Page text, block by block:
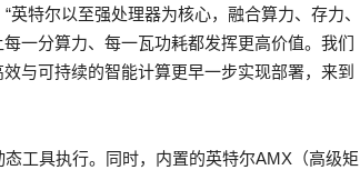
特尔以至强处理器为核心，融合算力、存力、
一分算力、每一瓦功耗都发挥更高价值。我们
与可持续的智能计算更早一步实现部署，来到
工具执行。同时，内置的英特尔AMX（高级矩